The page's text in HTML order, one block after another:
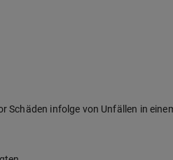
Schäden infolge von Unfällen in